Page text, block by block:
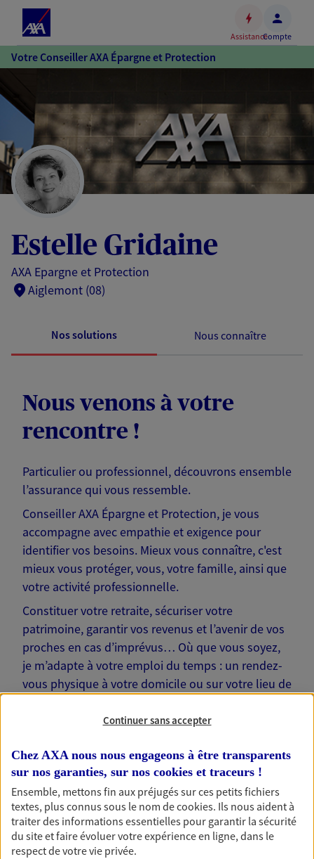
Accéder
au
Accéder
au
pied
de
page
AssistanceCompte
Votre Conseiller AXA Épargne et Protection
Estelle Gridaine
AXA Epargne et Protection
Aiglemont (08)
Nos solutions Nous connaître
Nous venons à votre
rencontre !
Particulier ou professionnel, découvrons ensemble
l’assurance qui vous ressemble.
Conseiller AXA Épargne et Protection, je vous
accompagne avec empathie et exigence pour
identifier vos besoins. Mieux vous connaître, c'est
mieux vous protéger, vous, votre famille, ainsi que
votre activité professionnelle.
Constituer votre retraite, sécuriser votre
patrimoine, garantir vos revenus et l’avenir de vos
proches en cas d’imprévus… Où que vous soyez,
je m’adapte à votre emploi du temps : un rendez-
vous physique à votre domicile ou sur votre lieu de
Nos offres phares
Continuer sans accepter
Chez AXA nous nous engageons à être transparents
sur nos garanties, sur nos cookies et traceurs !
Ensemble, mettons fin aux préjugés sur ces petits fichiers
textes, plus connus sous le nom decookies. Ils nous aident à
traiter des informations essentielles pour garantir la sécurité
du site et faire évoluer votre expérience en ligne, dans le
respect de votre vie privée.